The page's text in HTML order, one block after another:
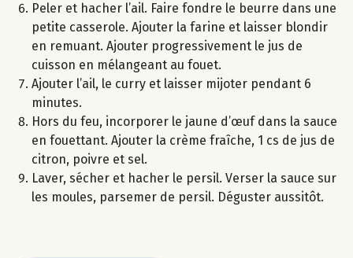
Peler et hacher l’ail. Faire fondre le beurre dans une
petite casserole. Ajouter la farine et laisser blondir
en remuant. Ajouter progressivement le jus de
cuisson en mélangeant au fouet.
Ajouter l’ail, le curry et laisser mijoter pendant 6
minutes.
Hors du feu, incorporer le jaune d’œuf dans la sauce
en fouettant. Ajouter la crème fraîche, 1 cs de jus de
citron, poivre et sel.
Laver, sécher et hacher le persil. Verser la sauce sur
les moules, parsemer de persil. Déguster aussitôt.